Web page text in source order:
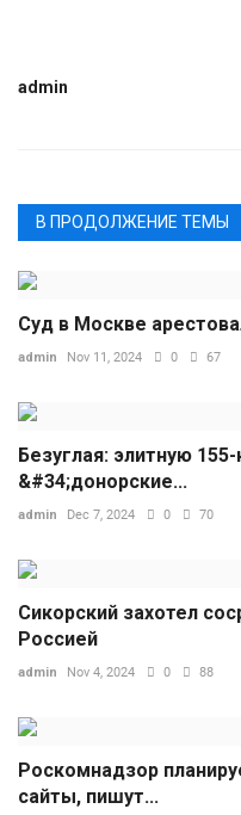
admin
В ПРОДОЛЖЕНИЕ ТЕМЫ
Суд в Москве
admin Nov 11, 2024 0 67
Безуглая: элитную
&#34;донорские...
admin Dec 7, 2024 0 70
Сикорский захотел
Россией
admin Nov 4, 2024 0 88
Роскомнадзор
сайты, пишут...